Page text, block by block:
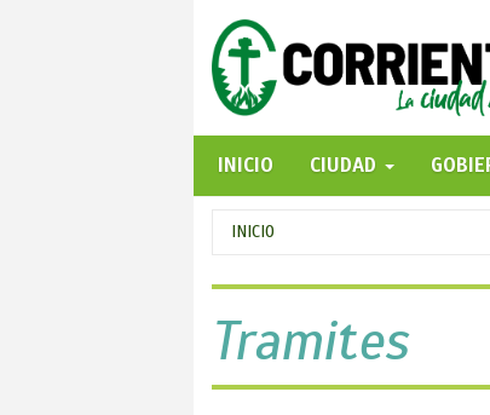
INICIO
CIUDAD
Se
encuentra
usted
aquí
INICIO
Tramites